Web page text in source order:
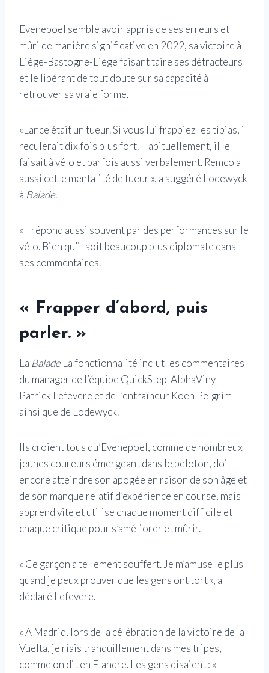
Evenepoel semble avoir appris de ses erreurs et
mûri de manière significative en 2022, sa victoire à
Liège-Bastogne-Liège faisant taire ses détracteurs
et le libérant de tout doute sur sa capacité à
retrouver sa vraie forme.
«Lance était un tueur. Si vous lui frappiez les tibias, il
reculerait dix fois plus fort. Habituellement, il le
faisait à vélo et parfois aussi verbalement. Remco a
aussi cette mentalité de tueur », a suggéré Lodewyck
à Balade.
«Il répond aussi souvent par des performances sur le
vélo. Bien qu’il soit beaucoup plus diplomate dans
ses commentaires.
« Frapper d’abord, puis
parler. »
La BaladeLa fonctionnalité inclut les commentaires
du manager de l’équipe QuickStep-AlphaVinyl
Patrick Lefevere et de l’entraîneur Koen Pelgrim
ainsi que de Lodewyck.
Ils croient tous qu’Evenepoel, comme de nombreux
jeunes coureurs émergeant dans le peloton, doit
encore atteindre son apogée en raison de son âge et
de son manque relatif d’expérience en course, mais
apprend vite et utilise chaque moment difficile et
chaque critique pour s’améliorer et mûrir.
« Ce garçon a tellement souffert. Je m’amuse le plus
quand je peux prouver que les gens ont tort », a
déclaré Lefevere.
« A Madrid, lors de la célébration de la victoire de la
Vuelta, je riais tranquillement dans mes tripes,
comme on dit en Flandre. Les gens disaient : «